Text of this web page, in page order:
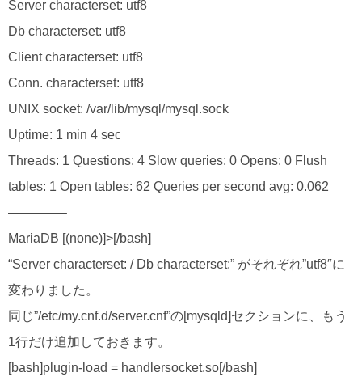
Server characterset: utf8
Db characterset: utf8
Client characterset: utf8
Conn. characterset: utf8
UNIX socket: /var/lib/mysql/mysql.sock
Uptime: 1 min 4 sec
Threads: 1 Questions: 4 Slow queries: 0 Opens: 0 Flush
tables: 1 Open tables: 62 Queries per second avg: 0.062
————–
MariaDB [(none)]>[/bash]
“Server characterset: / Db characterset:” がそれぞれ”utf8″に
変わりました。
同じ”/etc/my.cnf.d/server.cnf”の[mysqld]セクションに、もう
1行だけ追加しておきます。
[bash]plugin-load = handlersocket.so[/bash]